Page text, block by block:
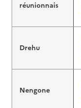
réunionnais
Drehu
Nengone